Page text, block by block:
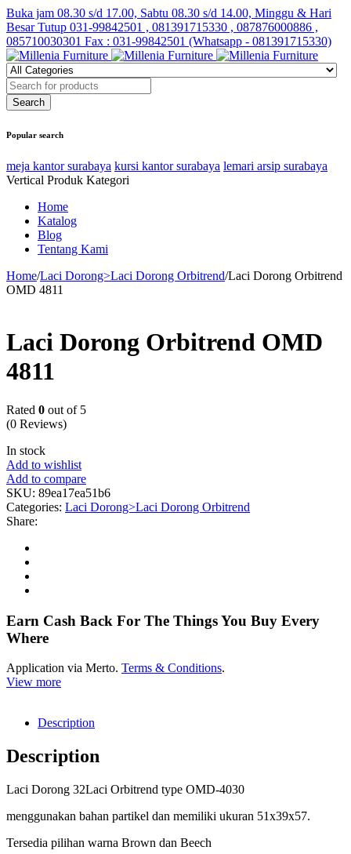
Buka jam 08.30 s/d 17.00, Sabtu 08.30 s/d 14.00, Minggu & Hari
Besar Tutup 031-99842501 , 081391715330 , 087876000886 ,
085710030301 Fax : 031-99842501 (Whatsapp - 081391715330)
Popular search
meja kantor surabaya kursi kantor surabaya lemari arsip surabaya
Vertical Produk Kategori
Home
Katalog
Blog
Tentang Kami
Home/Laci Dorong>Laci Dorong Orbitrend/Laci Dorong Orbitrend
OMD 4811
Laci Dorong Orbitrend OMD
4811
Rated 0 out of 5
(0 Reviews)
In stock
Add to wishlist
Add to compare
SKU: 89ea17ea51b6
Categories: Laci Dorong>Laci Dorong Orbitrend
Share:
Earn Cash Back For The Things You Buy Every
Where
Application via Merto. Terms & Conditions.
View more
Description
Description
Laci Dorong 32Laci Orbitrend type OMD-4030
menggunakan bahan partikel dan memiliki ukuran 51x39x57.
Tersedia pilihan warna Brown dan Beech